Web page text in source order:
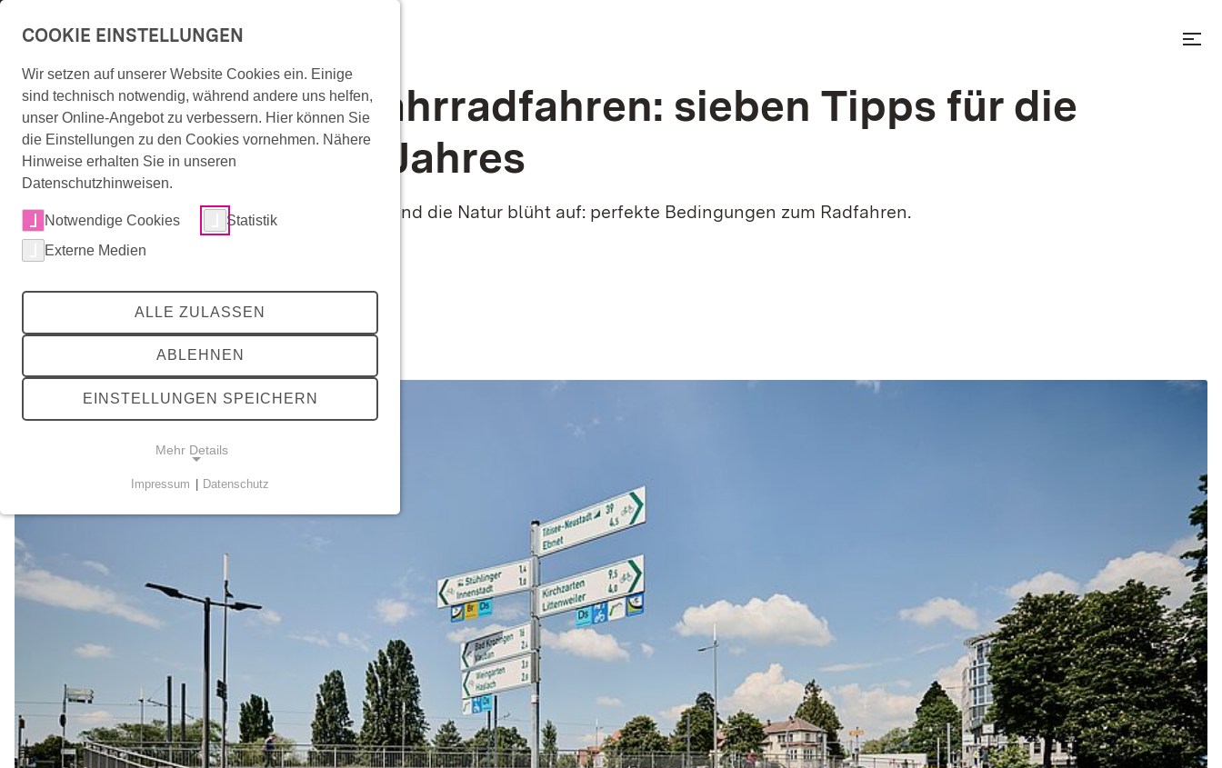
menu
Überspringe Artikel Einleitung
Frühling, Sonne, Fahrradfahren: sieben Tipps für die
schönste Zeit des Jahres
Die Temperaturen steigen, die Sonne scheint und die Natur blüht auf: perfekte Bedingungen zum Radfahren.
Lesezeit: 4 min.
Kommunen Unternehmen
Wonach suchst Du?
Mitradeln
RadKULTUR-Angebote
Die Initiative
zurück
Events
RadROUTENPLANER
zurück
Angebote für Kommunen
RadKULTUR für AGFK-Kommunen
Buchungsplattform
zurück
Über die RadKULTUR
Presse
COOKIE EINSTELLUNGEN
Wir setzen auf unserer Website Cookies ein. Einige
sind technisch notwendig, während andere uns helfen,
unser Online-Angebot zu verbessern. Hier können Sie
die Einstellungen zu den Cookies vornehmen. Nähere
Hinweise erhalten Sie in unseren
Datenschutzhinweisen.
Notwendige Cookies
Statistik
Externe Medien
ALLE ZULASSEN
ABLEHNEN
EINSTELLUNGEN SPEICHERN
Mehr Details
einwandfreie Funktion der Webseite erforderlich.
STATISTIK
Statistik-Cookies werden zur Analyse und
Optimierung der Webseite verwendet. Sie tun dies,
indem sie Besucher über Websites hinweg
verfolgen.
Impressum Datenschutz